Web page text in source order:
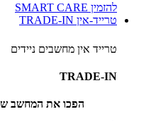
להזמין SMART CARE
טרייד-אין TRADE-IN
טרייד אין מחשבים ניידים
TRADE-IN
הפכו את המחשב